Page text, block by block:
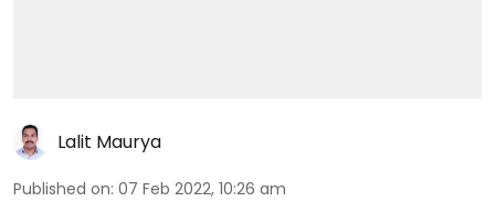
Lalit Maurya
Published on: 07 Feb 2022, 10:26 am